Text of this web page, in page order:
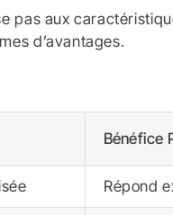
pas aux
d’avantages.
Bénéfice
Répond